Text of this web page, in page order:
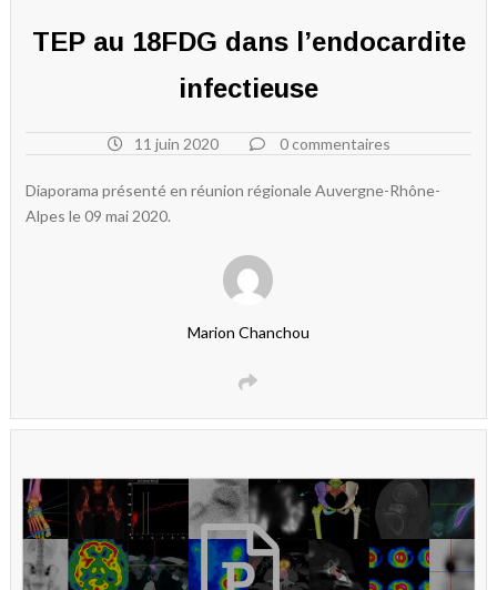
TEP au 18FDG dans l’endocardite
infectieuse
11 juin 2020 0 commentaires
Diaporama présenté en réunion régionale Auvergne-Rhône-
Alpes le 09 mai 2020.
Marion Chanchou